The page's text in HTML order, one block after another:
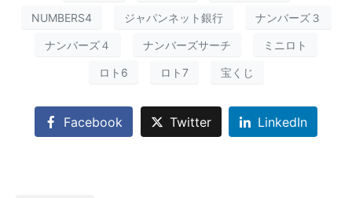
NUMBERS4 ジャパンネット銀行 ナンバーズ３
ナンバーズ４ ナンバーズサーチ ミニロト
ロト6 ロト7 宝くじ
Facebook Twitter LinkedIn